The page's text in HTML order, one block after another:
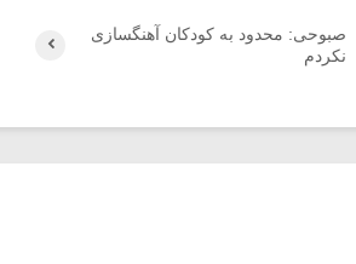
صبوحی: محدود به کودکان آهنگسازی
نکردم